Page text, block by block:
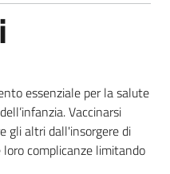
essenziale per la salute
Vaccinarsi
gli altri dall'insorgere di
complicanze limitando